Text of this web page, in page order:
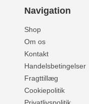
Navigation
Shop
Om os
Kontakt
Handelsbetingelser
Fragttillæg
Cookiepolitik
Privatlivspolitik